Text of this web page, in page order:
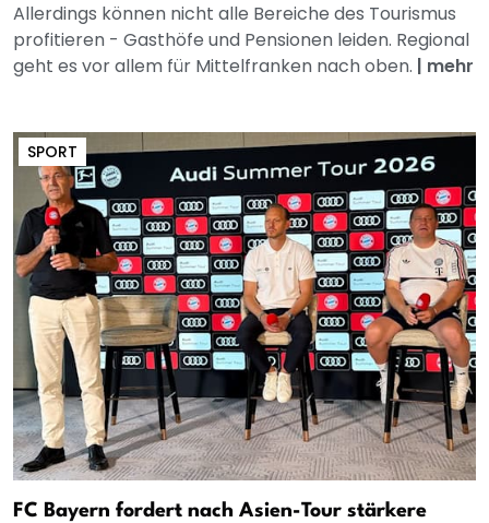
Allerdings können nicht alle Bereiche des Tourismus
profitieren - Gasthöfe und Pensionen leiden. Regional
geht es vor allem für Mittelfranken nach oben. | mehr
SPORT
FC Bayern fordert nach Asien-Tour stärkere